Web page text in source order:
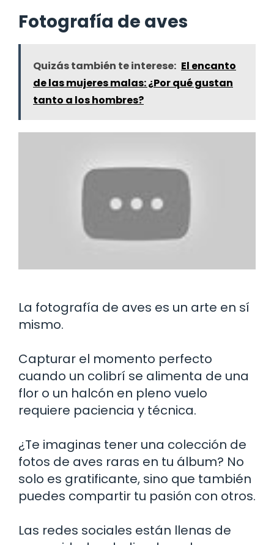
Fotografía de aves
Quizás también te interese: El encanto
de las mujeres malas: ¿Por qué gustan
tanto a los hombres?
La fotografía de aves es un arte en sí
mismo.
Capturar el momento perfecto
cuando un colibrí se alimenta de una
flor o un halcón en pleno vuelo
requiere paciencia y técnica.
¿Te imaginas tener una colección de
fotos de aves raras en tu álbum? No
solo es gratificante, sino que también
puedes compartir tu pasión con otros.
Las redes sociales están llenas de